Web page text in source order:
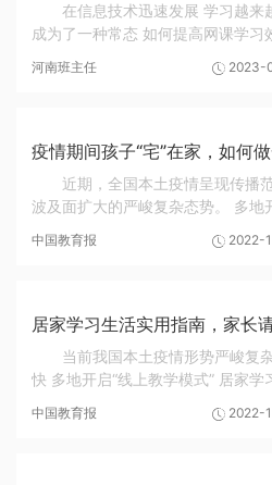
在信息技术迅速发展 学习越来
成为了一种常态 如何提高网课学习
样一些“不在线”的困扰： 1. 早上起...
河南班主任 2023-
疫情期间孩子“宅”在家，如何
近期，全国本土疫情呈现传播
波及面扩大的严峻复杂态势。 多地
长待在家里既要忙工作还要忙生活
中国教育报 2022-
居家学习生活实用指南，家长
当前我国本土疫情形势严峻复
快 多地开启“线上教学模式” 居家学
这样护眼 孩子的心理调适 也要从家
中国教育报 2022-